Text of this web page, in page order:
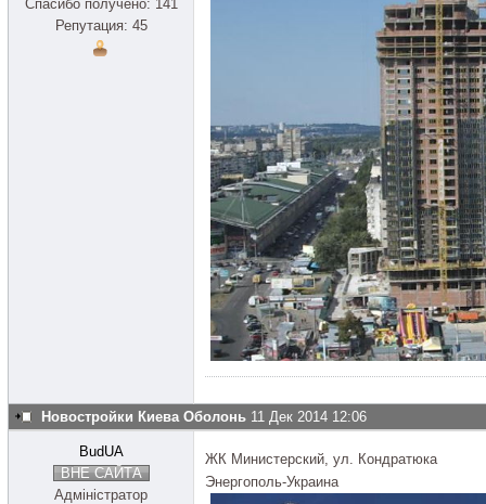
Спасибо получено: 141
Репутация: 45
Новостройки Киева Оболонь 11 Дек 2014 12:06
BudUA
ВНЕ САЙТА
Адміністратор
ЖК Министерский, ул. Кондратюка
Энергополь-Украина